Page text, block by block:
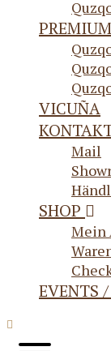
VICUÑA
Mail
SHOP
Mein
EVENTS